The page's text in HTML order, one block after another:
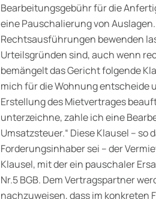
Bearbeitungsgebühr für die
eine Pauschalierung von
Rechtsausführungen bewenden
Urteilsgründen sind, auch wenn
bemängelt das Gericht folgende
mich für die Wohnung entscheide
Erstellung des Mietvertrages
unterzeichne,zahle ich eine
Umsatzsteuer.“ Diese Klausel –
Forderungsinhaber sei – der
Klausel, mit der ein pauschaler
Nr.5 BGB. Dem Vertragspartner
nachzuweisen, dass im konkreten